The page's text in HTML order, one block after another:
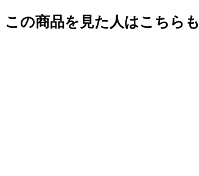
この商品を見た人はこちらも